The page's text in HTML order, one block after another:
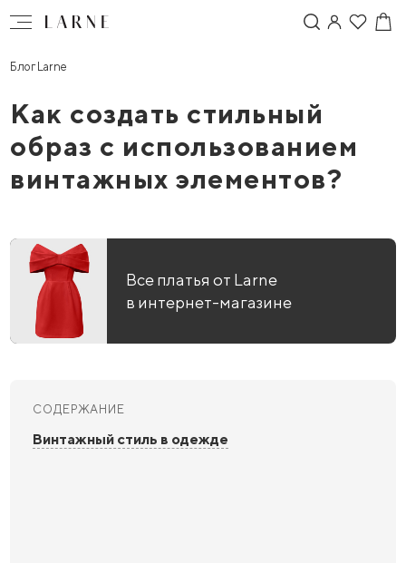
Блог Larne
Как создать стильный
образ с использованием
винтажных элементов?
Все платья от Larne
в интернет-магазине
СОДЕРЖАНИЕ
Винтажный стиль в одежде